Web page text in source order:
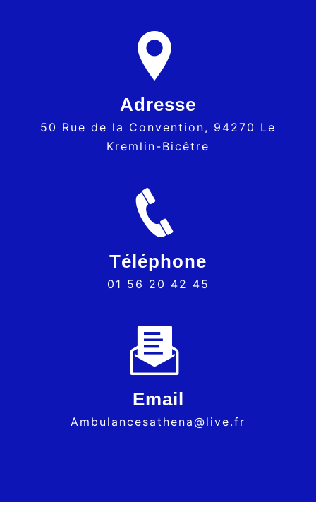
Adresse
50 Rue de la Convention, 94270 Le
Kremlin-Bicêtre
Téléphone
01 56 20 42 45
Email
ambulancesathena@live.fr